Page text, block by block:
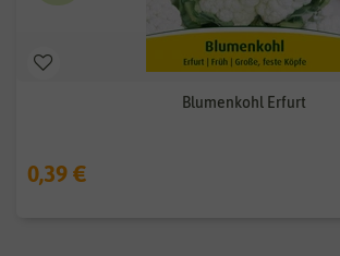
Blumenkohl Erfurt
0,39 €